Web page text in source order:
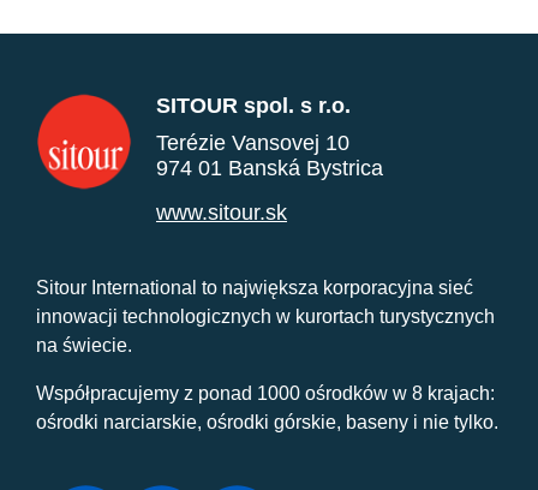
SITOUR spol. s r.o.
Terézie Vansovej 10
974 01 Banská Bystrica
www.sitour.sk
Sitour International to największa korporacyjna sieć
innowacji technologicznych w kurortach turystycznych
na świecie.
Współpracujemy z ponad 1000 ośrodków w 8 krajach:
ośrodki narciarskie, ośrodki górskie, baseny i nie tylko.